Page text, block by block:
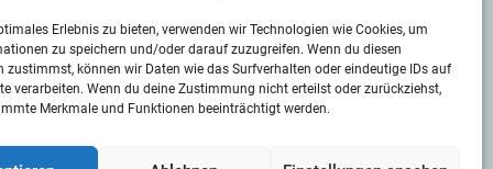
Erlebnis zu bieten, verwenden wir Technologien wie Cookies, um
zu speichern und/oder darauf zuzugreifen. Wenn du diesen
zustimmst, können wir Daten wie das Surfverhalten oder eindeutige IDs auf
verarbeiten. Wenn du deine Zustimmung nicht erteilst oder zurückziehst,
Merkmale und Funktionen beeinträchtigt werden.
MarineForum
Verlagswebsite